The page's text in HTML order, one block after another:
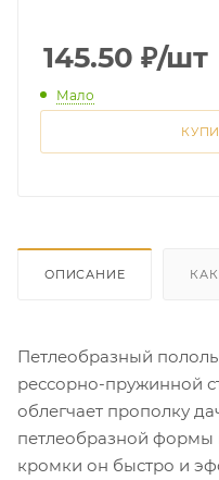
145.50 ₽/шт
Мало
ОПИСАНИЕ
Петлеобразный
рессорно-пружинной
облегчает прополку
петлеобразной формы
кромки он быстро и